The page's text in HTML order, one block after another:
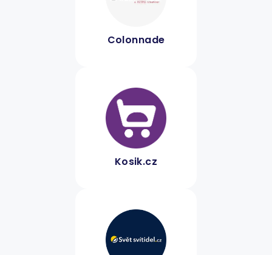
Colonnade
Kosik.cz